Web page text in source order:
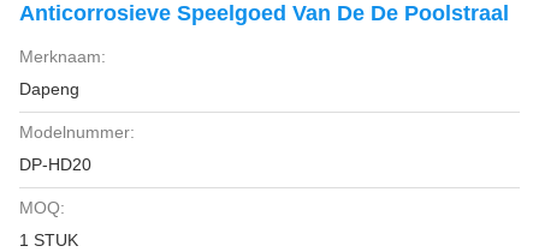
Anticorrosieve Speelgoed Van De De Poolstraal
Merknaam:
Dapeng
Modelnummer:
DP-HD20
MOQ:
1 STUK